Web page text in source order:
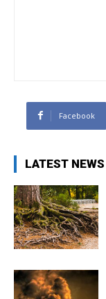
Facebook
LATEST NEWS